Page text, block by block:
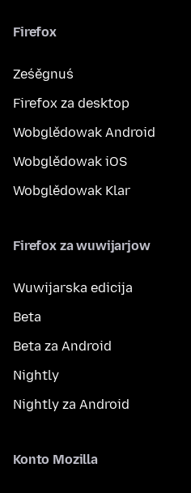
Firefox
Ześěgnuś
Firefox za desktop
Wobglědowak Android
Wobglědowak iOS
Wobglědowak Klar
Firefox za wuwijarjow
Wuwijarska edicija
Beta
Beta za Android
Nightly
Nightly za Android
Konto Mozilla